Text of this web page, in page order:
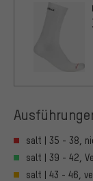
salt | 35 - 38,
salt | 39 - 42,
salt | 43 - 46,